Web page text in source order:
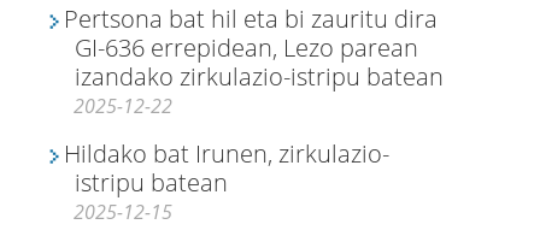
Pertsona bat hil eta bi zauritu dira
GI-636 errepidean, Lezo parean
izandako zirkulazio-istripu batean
2025-12-22
Hildako bat Irunen, zirkulazio-
istripu batean
2025-12-15